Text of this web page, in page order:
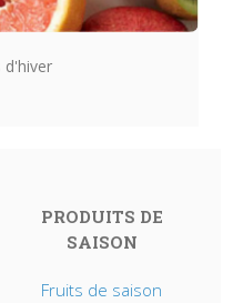
d'hiver
PRODUITS DE
SAISON
Fruits de saison